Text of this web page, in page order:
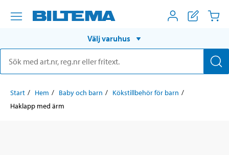
Välj varuhus
Start Hem Baby och barn
Kökstillbehör för barn
Haklapp med ärm